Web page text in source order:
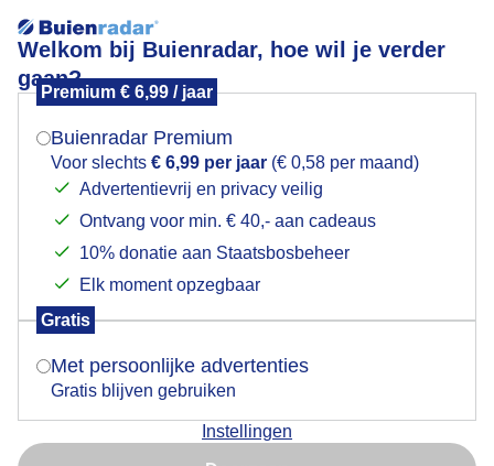
Welkom bij Buienradar, hoe wil je verder
gaan?
Premium € 6,99 / jaar
Buienradar Premium
Voor slechts € 6,99 per jaar (€ 0,58 per maand)
Advertentievrij en privacy veilig
Ontvang voor min. € 40,- aan cadeaus
10% donatie aan Staatsbosbeheer
Elk moment opzegbaar
Gratis
Met persoonlijke advertenties
Gratis blijven gebruiken
Instellingen
Fietser aan Zee
fietsen , maar wel met tegenwind hier
Mogen we je locatie gebruiken voor het
Indien je hier nog geen akkoord op hebt gegeven,
verschijnt er zo een pop-up uit je browser waarin
Is goed, toon de popup
Nu niet, misschien later